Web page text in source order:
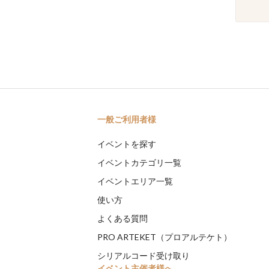
一般ご利用者様
イベントを探す
イベントカテゴリ一覧
イベントエリア一覧
使い方
よくある質問
PRO ARTEKET（プロアルテケト）
シリアルコード受け取り